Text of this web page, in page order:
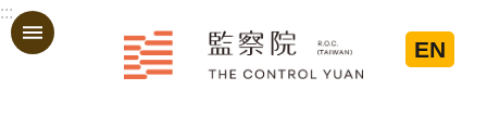
跳到主要內容區塊
:::
EN